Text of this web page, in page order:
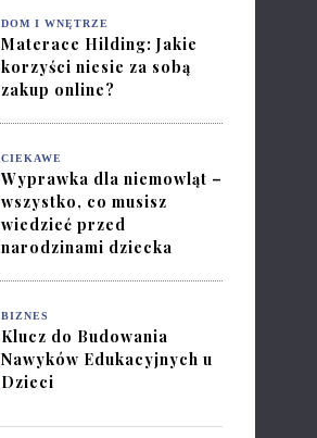
DOM I WNĘTRZE
Materace Hilding: Jakie
korzyści niesie za sobą
zakup online?
CIEKAWE
Wyprawka dla niemowląt –
wszystko, co musisz
wiedzieć przed
narodzinami dziecka
BIZNES
Klucz do Budowania
Nawyków Edukacyjnych u
Dzieci